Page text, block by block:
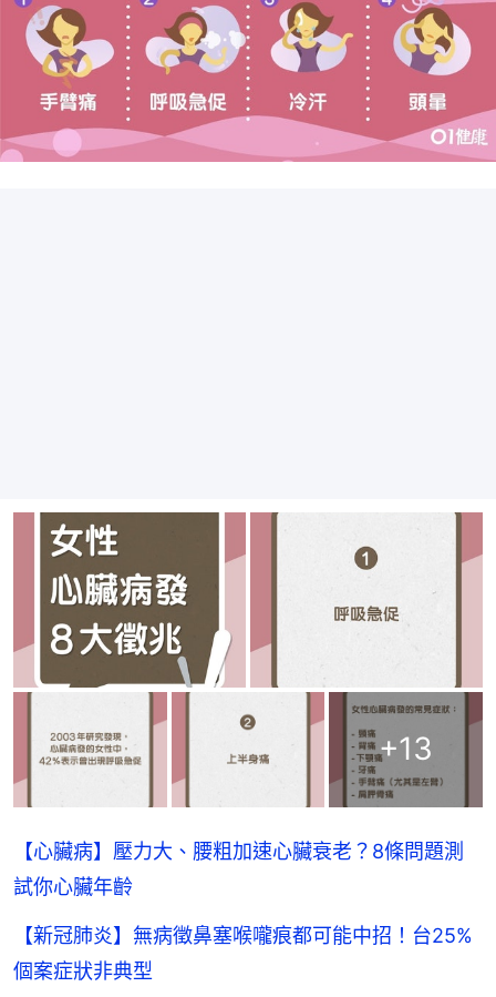
+13
【心臟病】壓力大、腰粗加速心臟衰老？8條問題測
試你心臟年齡
【新冠肺炎】無病徵鼻塞喉嚨痕都可能中招！台25%
個案症狀非典型